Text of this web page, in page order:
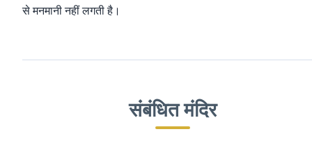
से मनमानी नहीं लगती है।
संबंधित मंदिर